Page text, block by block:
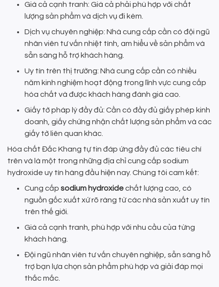
Giá cả cạnh tranh: Giá cả phải phù hợp với chất
lượng sản phẩm và dịch vụ đi kèm.
Dịch vụ chuyên nghiệp: Nhà cung cấp cần có đội ngũ
nhân viên tư vấn nhiệt tình, am hiểu về sản phẩm và
sẵn sàng hỗ trợ khách hàng.
Uy tín trên thị trường: Nhà cung cấp cần có nhiều
năm kinh nghiệm hoạt động trong lĩnh vực cung cấp
hóa chất và được khách hàng đánh giá cao.
Giấy tờ pháp lý đầy đủ: Cần có đầy đủ giấy phép kinh
doanh, giấy chứng nhận chất lượng sản phẩm và các
giấy tờ liên quan khác.
Hóa chất Đắc Khang tự tin đáp ứng đầy đủ các tiêu chí
trên và là một trong những địa chỉ cung cấp sodium
hydroxide uy tín hàng đầu hiện nay. Chúng tôi cam kết:
Cung cấp sodium hydroxidechất lượng cao, có
nguồn gốc xuất xứ rõ ràng từ các nhà sản xuất uy tín
trên thế giới.
Giá cả cạnh tranh, phù hợp với nhu cầu của từng
khách hàng.
Đội ngũ nhân viên tư vấn chuyên nghiệp, sẵn sàng hỗ
trợ bạn lựa chọn sản phẩm phù hợp và giải đáp mọi
thắc mắc.